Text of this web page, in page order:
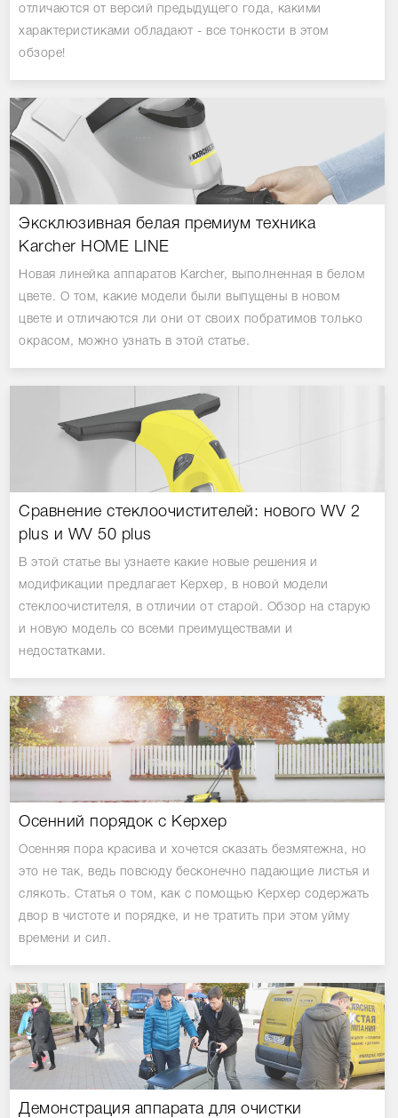
отличаются от версий предыдущего года, какими
характеристиками обладают - все тонкости в этом
обзоре!
Эксклюзивная белая премиум техника
Karcher HOME LINE
Новая линейка аппаратов Karcher, выполненная в белом
цвете. О том, какие модели были выпущены в новом
цвете и отличаются ли они от своих побратимов только
окрасом, можно узнать в этой статье.
Сравнение стеклоочистителей: нового WV 2
plus и WV 50 plus
В этой статье вы узнаете какие новые решения и
модификации предлагает Керхер, в новой модели
стеклоочистителя, в отличии от старой. Обзор на старую
и новую модель со всеми преимуществами и
недостатками.
Осенний порядок с Керхер
Осенняя пора красива и хочется сказать безмятежна, но
это не так, ведь повсюду бесконечно падающие листья и
слякоть. Статья о том, как с помощью Керхер содержать
двор в чистоте и порядке, и не тратить при этом уйму
времени и сил.
Демонстрация аппарата для очистки